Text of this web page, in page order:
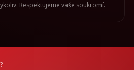
Respektujeme vaše soukromí.